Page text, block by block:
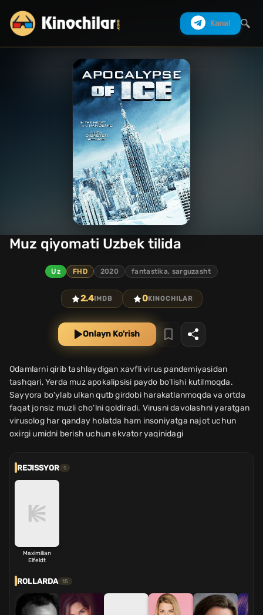
Kanal
Muz qiyomati Uzbek tilida
Uz FHD 2020 fantastika, sarguzasht
2.4IMDB 0KINOCHILAR
Onlayn Ko'rish
Odamlarni qirib tashlaydigan xavfli virus pandemiyasidan
tashqari, Yerda muz apokalipsisi paydo bo'lishi kutilmoqda.
Sayyora bo'ylab ulkan qutb girdobi harakatlanmoqda va ortda
faqat jonsiz muzli cho'lni qoldiradi. Virusni davolashni yaratgan
virusolog har qanday holatda ham insoniyatga najot uchun
oxirgi umidni berish uchun ekvator yaqinidagi
REJISSYOR 1
Maximilian
Elfeldt
ROLLARDA 15